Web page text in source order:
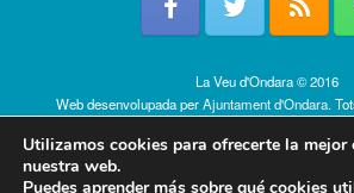
La Veu d'Ondara © 2016
Web desenvolupada perAjuntament d'Ondara.
Utilizamos cookies para ofrecerte la mejor
nuestra web.
Puedes aprender más sobre qué cookies